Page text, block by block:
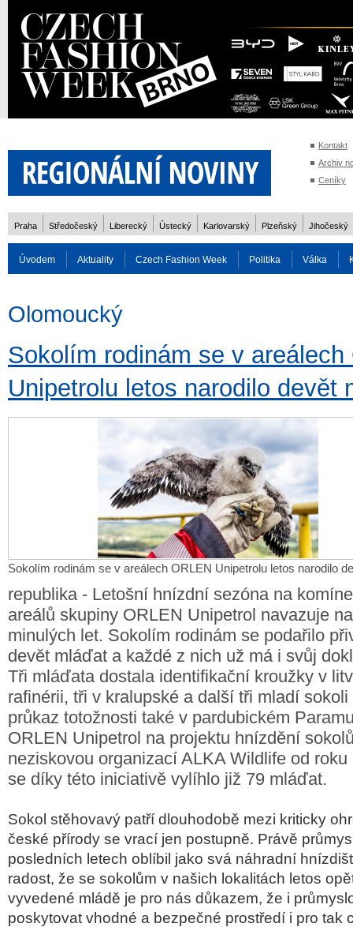
Kontakt
Archiv
Ceníky
Praha Středočeský Liberecký Ústecký Karlovarský Plzeňský Jihočeský
Úvodem Aktuality Czech Fashion Week Politika Válka
Olomoucký
Sokolím rodinám se v areálech
Unipetrolu letos narodilo devět
Sokolím rodinám se v areálech ORLEN Unipetrolu letos narodilo
republika - Letošní hnízdní sezóna na
areálů skupiny ORLEN Unipetrol navazuje
minulých let. Sokolím rodinám se podařilo
devět mláďat a každé z nich už má i svůj
Tři mláďata dostala identifikační kroužky v
rafinérii, tři v kralupské a další tři mladí
průkaz totožnosti také v pardubickém
ORLEN Unipetrol na projektu hnízdění
neziskovou organizací ALKA Wildlife od roku
se díky této iniciativě vylíhlo již 79 mláďat.
Sokol stěhovavý patří dlouhodobě mezi kriticky
české přírody se vrací jen postupně. Právě
posledních letech oblíbil jako svá náhradní
radost, že se sokolům v našich lokalitách letos
vyvedené mládě je pro nás důkazem, že i
poskytovat vhodné a bezpečné prostředí i pro tak